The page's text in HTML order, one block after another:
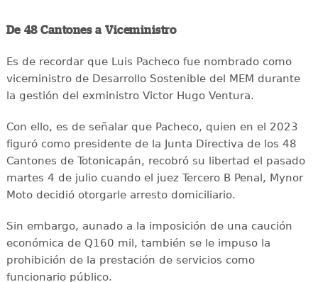
De 48 Cantones a Viceministro
Es de recordar que Luis Pacheco fue nombrado como
viceministro de Desarrollo Sostenible del MEM durante
la gestión del exministro Victor Hugo Ventura.
Con ello, es de señalar que Pacheco, quien en el 2023
figuró como presidente de la Junta Directiva de los 48
Cantones de Totonicapán, recobró su libertad el pasado
martes 4 de julio cuando el juez Tercero B Penal, Mynor
Moto decidió otorgarle arresto domiciliario.
Sin embargo, aunado a la imposición de una caución
económica de Q160 mil, también se le impuso la
prohibición de la prestación de servicios como
funcionario público.